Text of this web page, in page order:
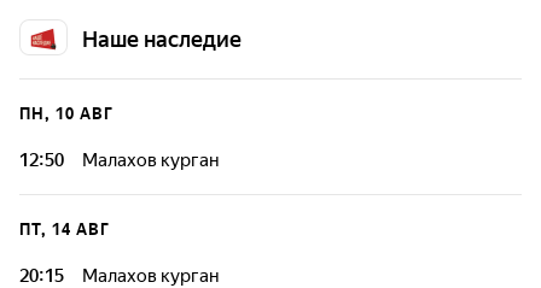
Наше наследие
ПН, 10 АВГ
12:50 Малахов курган
ПТ, 14 АВГ
20:15 Малахов курган